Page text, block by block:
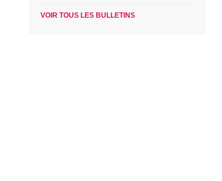
pdf
VOIR TOUS LES BULLETINS